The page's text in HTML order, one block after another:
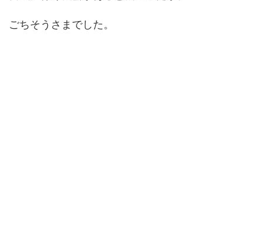
ごちそうさまでした。